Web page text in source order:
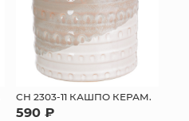
СН 2303-11 КАШПО КЕРАМ.
590 ₽